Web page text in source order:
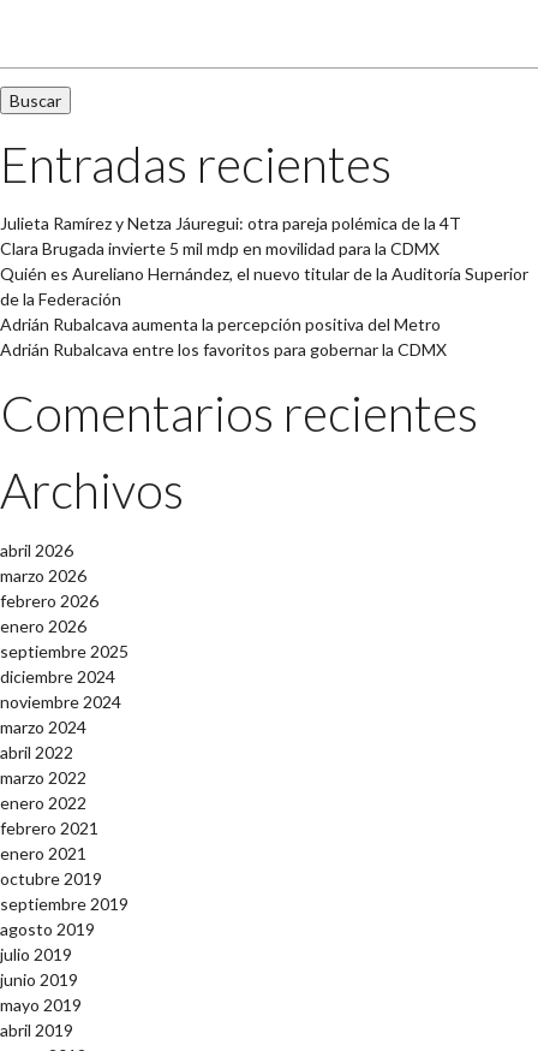
Entradas recientes
Julieta Ramírez y Netza Jáuregui: otra pareja polémica de la 4T
Clara Brugada invierte 5 mil mdp en movilidad para la CDMX
Quién es Aureliano Hernández, el nuevo titular de la Auditoría Superior
de la Federación
Adrián Rubalcava aumenta la percepción positiva del Metro
Adrián Rubalcava entre los favoritos para gobernar la CDMX
Comentarios recientes
Archivos
abril 2026
marzo 2026
febrero 2026
enero 2026
septiembre 2025
diciembre 2024
noviembre 2024
marzo 2024
abril 2022
marzo 2022
enero 2022
febrero 2021
enero 2021
octubre 2019
septiembre 2019
agosto 2019
julio 2019
junio 2019
mayo 2019
abril 2019